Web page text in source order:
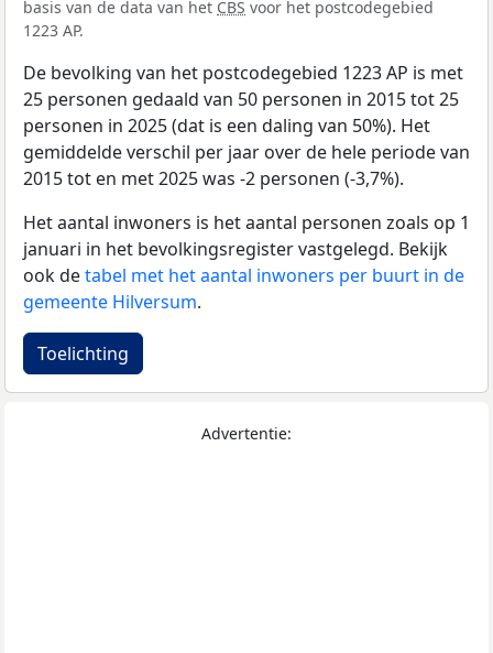
basis van de data van het CBS voor het postcodegebied
1223 AP.
De bevolking van het postcodegebied 1223 AP is met
25 personen gedaald van 50 personen in 2015 tot 25
personen in 2025 (dat is een daling van 50%). Het
gemiddelde verschil per jaar over de hele periode van
2015 tot en met 2025 was -2 personen (-3,7%).
Het aantal inwoners is het aantal personen zoals op 1
januari in het bevolkingsregister vastgelegd. Bekijk
ook detabel met het aantal inwoners per buurt in de
gemeente Hilversum.
Toelichting
Advertentie: